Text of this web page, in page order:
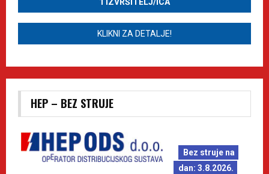
KLIKNI ZA DETALJE!
HEP – BEZ STRUJE
Bez struje na
dan: 3.8.2026.